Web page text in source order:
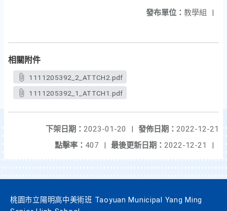
發布單位： 教學組 |
相關附件
1111205392_2_ATTCH2.pdf
1111205392_1_ATTCH1.pdf
發佈日期： 2022-12-21
下架日期： 2023-01-20
|
最後更新日期： 2022-12-21 |
點擊率： 407 |
桃園市立陽明高中美術班 Taoyuan Municipal Yang Ming